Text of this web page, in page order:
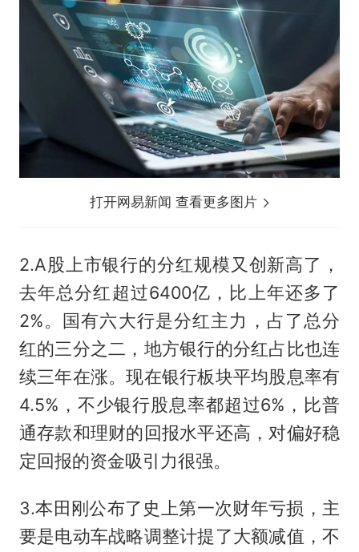
打开网易新闻 查看更多图片
2.A股上市银行的分红规模又创新高了，
去年总分红超过6400亿，比上年还多了
2%。国有六大行是分红主力，占了总分
红的三分之二，地方银行的分红占比也连
续三年在涨。现在银行板块平均股息率有
4.5%，不少银行股息率都超过6%，比普
通存款和理财的回报水平还高，对偏好稳
定回报的资金吸引力很强。
3.本田刚公布了史上第一次财年亏损，主
要是电动车战略调整计提了大额减值，不